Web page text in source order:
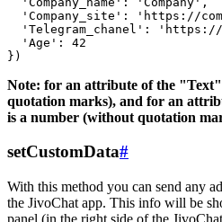
'Company_site': 'https://
'Telegram_chanel':
  'Age': 42
Note: for an attribute of the
quotation marks), and for an
is a number (without quotation
setCustomData#
With this method you can send any
the JivoChat app. This info will be
panel (in the right side of the